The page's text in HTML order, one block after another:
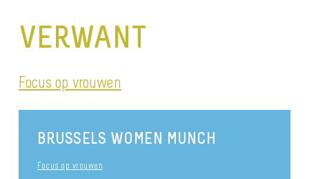
VERWANT
Focus op vrouwen
BRUSSELS WOMEN MUNCH
Focus op vrouwen